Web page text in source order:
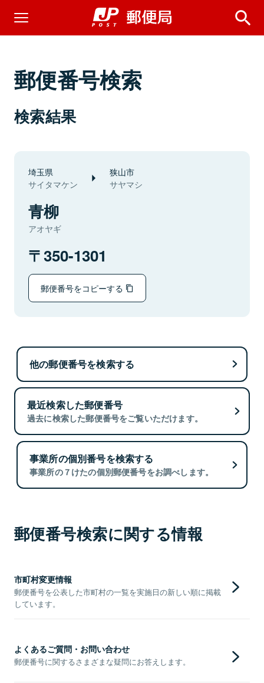
郵便番号検索
検索結果
埼玉県
サイタマケン
狭山市
サヤマシ
青柳
アオヤギ
350-1301
郵便番号をコピーする
他の郵便番号を検索する
最近検索した郵便番号
過去に検索した郵便番号をご覧いただけます。
事業所の個別番号を検索する
事業所の７けたの個別郵便番号をお調べします。
郵便番号検索に関する情報
市町村変更情報
郵便番号を公表した市町村の一覧を実施日の新しい順に掲載
しています。
よくあるご質問・お問い合わせ
郵便番号に関するさまざまな疑問にお答えします。